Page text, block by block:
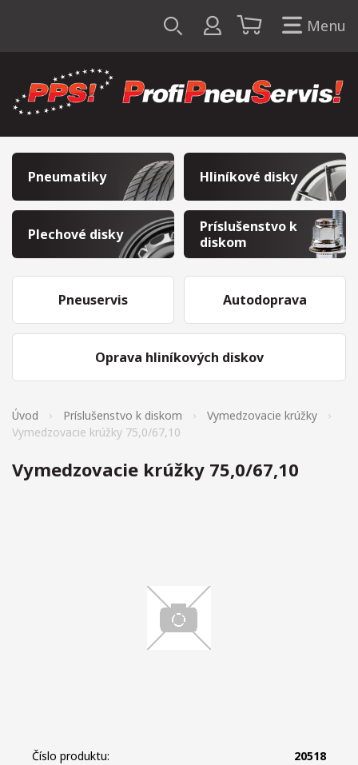
Menu
Pneumatiky Hliníkové disky
Plechové disky
Príslušenstvo k
diskom
Pneuservis
Oprava hliníkových diskov
Autodoprava
Úvod Príslušenstvo k diskom
Vymedzovacie krúžky
Vymedzovacie krúžky 75,0/67,10
Vymedzovacie krúžky 75,0/67,10
Číslo produktu:
20518